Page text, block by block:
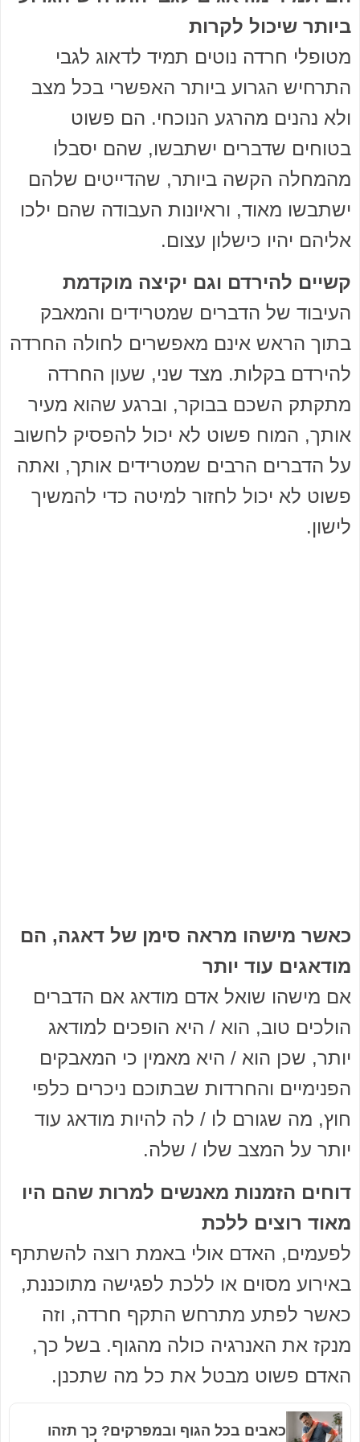
ביותר שיכול לקרות
מטופלי חרדה נוטים תמיד לדאוג לגבי
התרחיש הגרוע ביותר האפשרי בכל מצב
ולא נהנים מהרגע הנוכחי. הם פשוט
בטוחים שדברים ישתבשו, שהם יסבלו
מהמחלה הקשה ביותר, שהדייטים שלהם
ישתבשו מאוד, וראיונות העבודה שהם ילכו
אליהם יהיו כישלון עצום.
קשיים להירדם וגם יקיצה מוקדמת
העיבוד של הדברים שמטרידים והמאבק
בתוך הראש אינם מאפשרים לחולה החרדה
להירדם בקלות. מצד שני, שעון החרדה
מתקתק השכם בבוקר, וברגע שהוא מעיר
אותך, המוח פשוט לא יכול להפסיק לחשוב
על הדברים הרבים שמטרידים אותך, ואתה
פשוט לא יכול לחזור למיטה כדי להמשיך
לישון.
כאשר מישהו מראה סימן של דאגה, הם
מודאגים עוד יותר
אם מישהו שואל אדם מודאג אם הדברים
הולכים טוב, הוא / היא הופכים למודאג
יותר, שכן הוא / היא מאמין כי המאבקים
הפנימיים והחרדות שבתוכם ניכרים כלפי
חוץ, מה שגורם לו / לה להיות מודאג עוד
יותר על המצב שלו / שלה.
דוחים הזמנות מאנשים למרות שהם היו
מאוד רוצים ללכת
לפעמים, האדם אולי באמת רוצה להשתתף
באירוע מסוים או ללכת לפגישה מתוכננת,
כאשר לפתע מתרחש התקף חרדה, וזה
מנקז את האנרגיה כולה מהגוף. בשל כך,
האדם פשוט מבטל את כל מה שתכנן.
כאבים בכל הגוף ובמפרקים? כך תזהו